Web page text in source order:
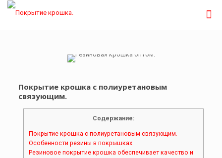
Покрытие крошка с полиуретановым
связующим.
Содержание:
Покрытие крошка с полиуретановым связующим.
Особенности резины в покрышках
Резиновое покрытие крошка обеспечивает качество и